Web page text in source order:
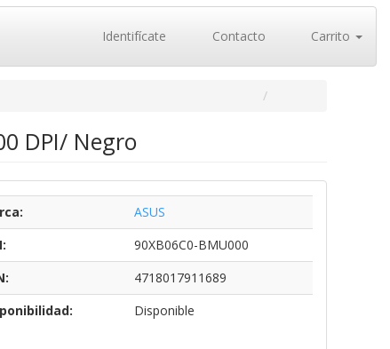
Identifícate Contacto Carrito
DPI/ Negro
ASUS
90XB06C0-BMU000
4718017911689
Disponible